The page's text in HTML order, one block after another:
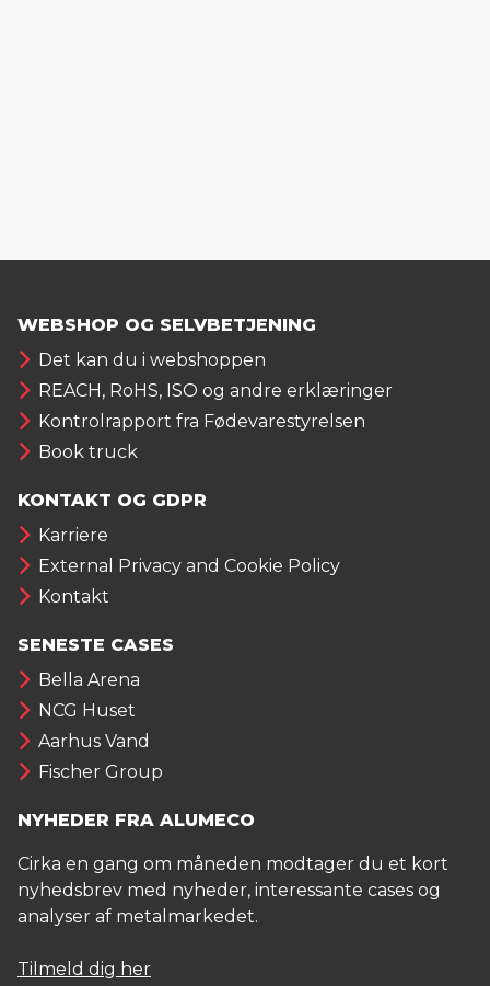
WEBSHOP OG SELVBETJENING
Det kan du i webshoppen
REACH, RoHS, ISO og andre erklæringer
Kontrolrapport fra Fødevarestyrelsen
Book truck
KONTAKT OG GDPR
Karriere
External Privacy and Cookie Policy
Kontakt
SENESTE CASES
Bella Arena
NCG Huset
Aarhus Vand
Fischer Group
NYHEDER FRA ALUMECO
Cirka en gang om måneden modtager du et kort
nyhedsbrev med nyheder, interessante cases og
analyser af metalmarkedet.
Tilmeld dig her